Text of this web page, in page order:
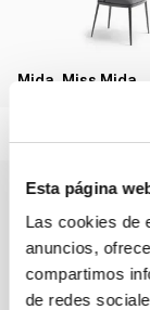
Esta página
Las cookies de
anuncios,
compartimos
de redes
Mida, Miss Mida